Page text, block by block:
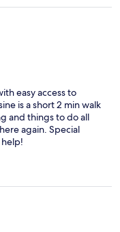
easy access to
is a short 2 min walk
and things to do all
again. Special